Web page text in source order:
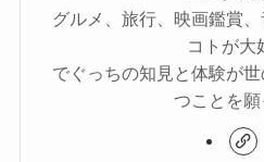
グルメ、旅行、映画鑑賞
コトが大
でぐっちの知見と体験が
つことを願